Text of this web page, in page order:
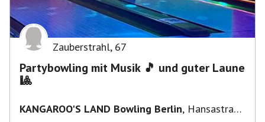
Zauberstrahl, 67
Partybowling mit Musik 🎵 und guter Laune
🎱
KANGAROO'S LAND Bowling Berlin, Hansastraße